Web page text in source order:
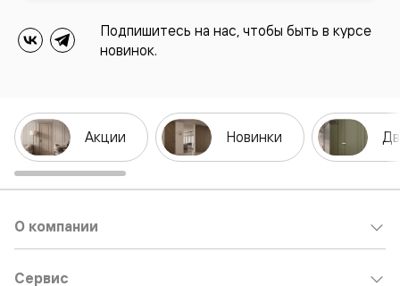
Подпишитесь на нас, чтобы быть в курсе
новинок.
Акции Новинки
О компании
Сервис